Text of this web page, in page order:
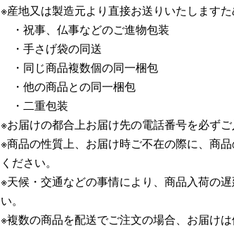
※産地又は製造元より直接お送りいたします
・祝事、仏事などのご進物包装
・手さげ袋の同送
・同じ商品複数個の同一梱包
・他の商品との同一梱包
・二重包装
※お届けの都合上お届け先の電話番号を必ずご
※商品の性質上、お届け時ご不在の際に、商
ください。
※天候・交通などの事情により、商品入荷の
い。
※複数の商品を配送でご注文の場合、お届け